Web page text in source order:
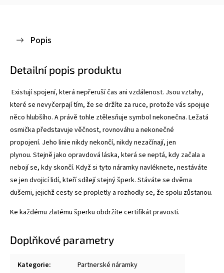
Popis
Detailní popis produktu
Existují spojení, která nepřeruší čas ani vzdálenost. Jsou vztahy,
které se nevyčerpají tím, že se držíte za ruce, protože vás spojuje
něco hlubšího. A právě tohle ztělesňuje symbol nekonečna. Ležatá
osmička představuje věčnost, rovnováhu a nekonečné
propojení. Jeho linie nikdy nekončí, nikdy nezačínají, jen
plynou. Stejně jako opravdová láska, která se neptá, kdy začala a
nebojí se, kdy skončí. Když si tyto náramky navléknete, nestáváte
se jen dvojicí lidí, kteří sdílejí stejný šperk. Stáváte se dvěma
dušemi, jejichž cesty se propletly a rozhodly se, že spolu zůstanou.
Ke každému zlatému šperku obdržíte certifikát pravosti.
Doplňkové parametry
Kategorie: Partnerské náramky